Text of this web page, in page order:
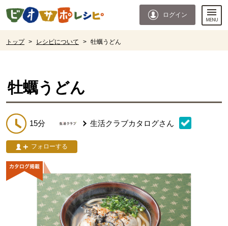
ページの先頭です。
ログイン
トップ > レシピについて > 牡蠣うどん
牡蠣うどん
15分 生活クラブカタログさん
フォローする